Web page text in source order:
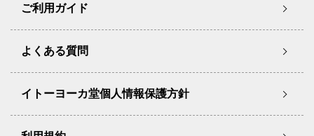
ご利用ガイド
よくある質問
イトーヨーカ堂個人情報保護方針